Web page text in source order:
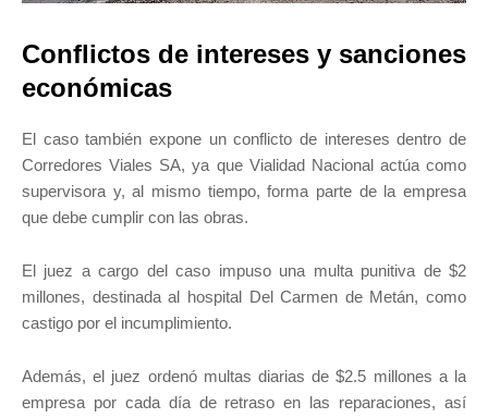
Conflictos de intereses y sanciones
económicas
El caso también expone un conflicto de intereses dentro de
Corredores Viales SA, ya que Vialidad Nacional actúa como
supervisora ​​y, al mismo tiempo, forma parte de la empresa
que debe cumplir con las obras.
El juez a cargo del caso impuso una multa punitiva de $2
millones, destinada al hospital Del Carmen de Metán, como
castigo por el incumplimiento.
Además, el juez ordenó multas diarias de $2.5 millones a la
empresa por cada día de retraso en las reparaciones, así